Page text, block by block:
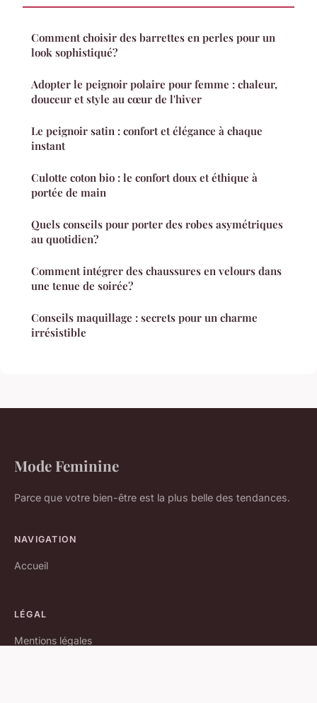
Comment choisir des barrettes en perles pour un
look sophistiqué?
Adopter le peignoir polaire pour femme : chaleur,
douceur et style au cœur de l'hiver
Le peignoir satin : confort et élégance à chaque
instant
Culotte coton bio : le confort doux et éthique à
portée de main
Quels conseils pour porter des robes asymétriques
au quotidien?
Comment intégrer des chaussures en velours dans
une tenue de soirée?
Conseils maquillage : secrets pour un charme
irrésistible
Mode Feminine
Parce que votre bien-être est la plus belle des tendances.
NAVIGATION
Accueil
LÉGAL
Mentions légales